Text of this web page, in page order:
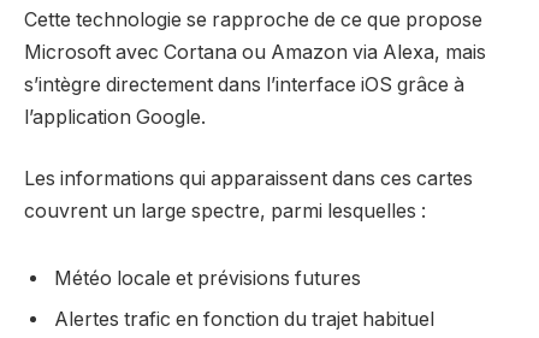
Cette technologie se rapproche de ce que propose
Microsoft avec Cortana ou Amazon via Alexa, mais
s’intègre directement dans l’interface iOS grâce à
l’application Google.
Les informations qui apparaissent dans ces cartes
couvrent un large spectre, parmi lesquelles :
Météo locale et prévisions futures
Alertes trafic en fonction du trajet habituel